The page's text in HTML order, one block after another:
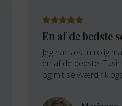
En af de bedste
Jeg har læst utrolig
en af de bedste.
og mit selvværd fik